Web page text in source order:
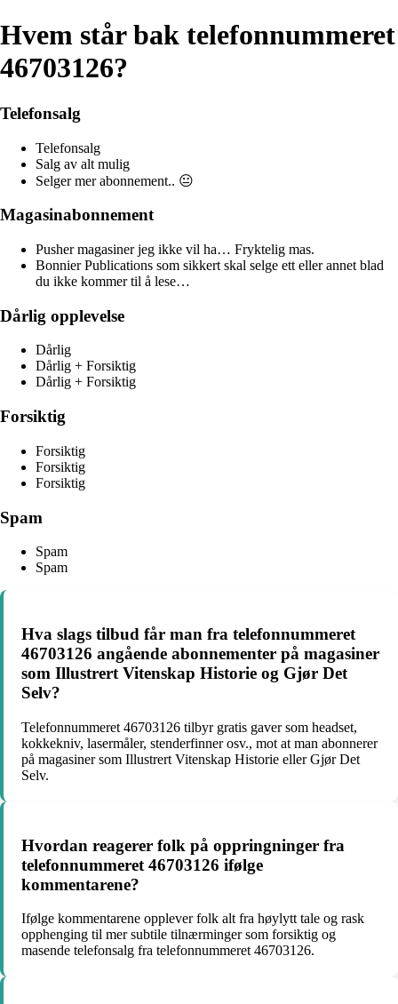
Hvem står bak telefonnummeret
46703126?
Telefonsalg
Telefonsalg
Salg av alt mulig
Selger mer abonnement.. 😐
Magasinabonnement
Pusher magasiner jeg ikke vil ha… Fryktelig mas.
Bonnier Publications som sikkert skal selge ett eller annet blad
du ikke kommer til å lese…
Dårlig opplevelse
Dårlig
Dårlig + Forsiktig
Dårlig + Forsiktig
Forsiktig
Forsiktig
Forsiktig
Forsiktig
Spam
Spam
Spam
Hva slags tilbud får man fra telefonnummeret
46703126 angående abonnementer på magasiner
som Illustrert Vitenskap Historie og Gjør Det
Selv?
Telefonnummeret 46703126 tilbyr gratis gaver som headset,
kokkekniv, lasermåler, stenderfinner osv., mot at man abonnerer
på magasiner som Illustrert Vitenskap Historie eller Gjør Det
Selv.
Hvordan reagerer folk på oppringninger fra
telefonnummeret 46703126 ifølge
kommentarene?
Ifølge kommentarene opplever folk alt fra høylytt tale og rask
opphenging til mer subtile tilnærminger som forsiktig og
masende telefonsalg fra telefonnummeret 46703126.